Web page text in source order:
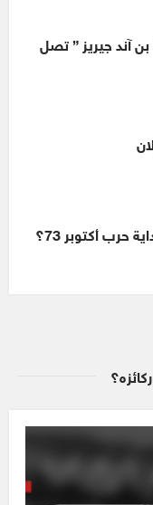
آند جيريز ” تصل
حرب أكتوبر 73؟